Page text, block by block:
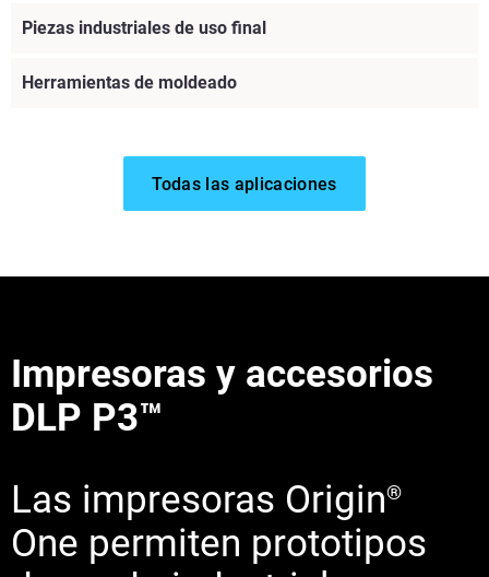
Más información
Piezas industriales de uso final
Herramientas de moldeado
Más información
Todas las aplicaciones
Impresoras y accesorios
DLP P3™
Las impresoras Origin®
One permiten prototipos